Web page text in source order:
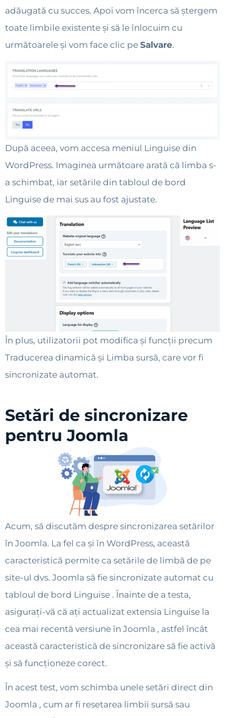
adăugată cu succes. Apoi vom încerca să ștergem
toate limbile existente și să le înlocuim cu
următoarele și vom face clic pe Salvare.
După aceea, vom accesa meniul Linguise din
WordPress. Imaginea următoare arată că limba s-
a schimbat, iar setările din tabloul de bord
Linguise de mai sus au fost ajustate.
În plus, utilizatorii pot modifica și funcții precum
Traducerea dinamică și Limba sursă, care vor fi
sincronizate automat.
Setări de sincronizare
pentru Joomla
Acum, să discutăm despre sincronizarea setărilor
în Joomla. La fel ca și în WordPress, această
caracteristică permite ca setările de limbă de pe
site-ul dvs. Joomla să fie sincronizate automat cu
tabloul de bord Linguise . Înainte de a testa,
asigurați-vă că ați actualizat extensia Linguise la
cea mai recentă versiune în Joomla , astfel încât
această caracteristică de sincronizare să fie activă
și să funcționeze corect.
În acest test, vom schimba unele setări direct din
Joomla , cum ar fi resetarea limbii sursă sau